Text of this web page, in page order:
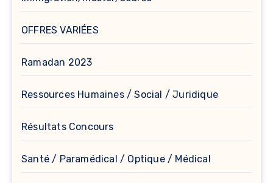
OFFRES VARIÉES
Ramadan 2023
Ressources Humaines / Social / Juridique
Résultats Concours
Santé / Paramédical / Optique / Médical